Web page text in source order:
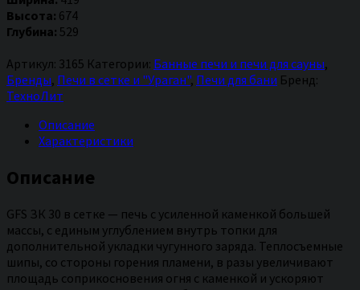
бани
GFS
ЗК
в
сетке
Высота: 674
Глубина: 529
Артикул: 3165 Категории: Банные печи и печи для сауны,
Бренды, Печи в сетке и "Ураган", Печи для бани Бренд:
ТехноЛит
Описание
Характеристики
Описание
GFS ЗК 30 в сетке — печь с усиленной каменкой большей
массы, с единым углублением внутрь топки для
дополнительной укладки чугунного заряда. Теплосъемные
шипы, со стороны горения пламени, в разы увеличивают
площадь соприкосновения огня с каменкой и ускоряют